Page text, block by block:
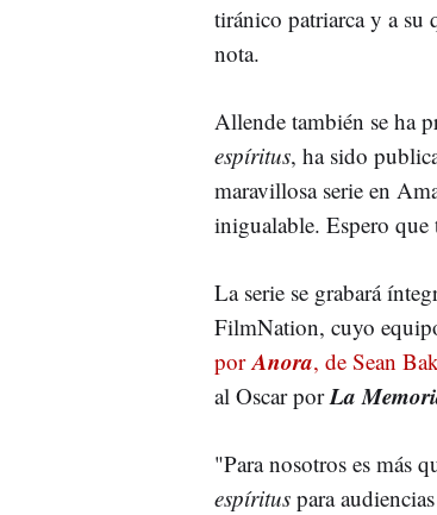
tiránico patriarca y a su
nota.
Allende también se ha
espíritus, ha sido
maravillosa serie en
inigualable. Espero
La serie se grabará
FilmNation, cuyo
por Anora, de Sean
al Oscar porLa
"Para nosotros es más
espíritus para